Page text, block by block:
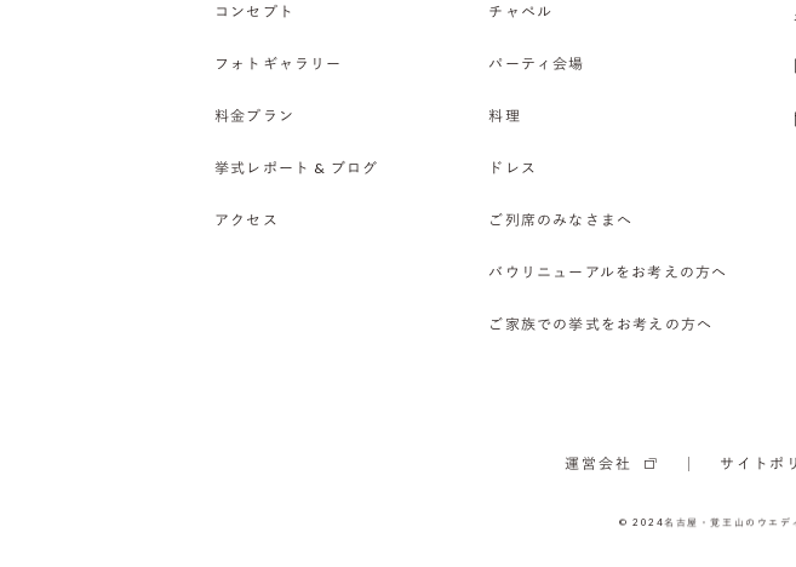
コンセプト
フォトギャラリー
料金プラン
挙式レポート & ブログ
アクセス
チャペル
パーティ会場
料理
ドレス
ご列席のみなさまへ
バウリニューアルをお考えの方へ
ご家族での挙式をお考えの方へ
運営会社 サイトポ
© 2024名古屋・覚王山のウエデ